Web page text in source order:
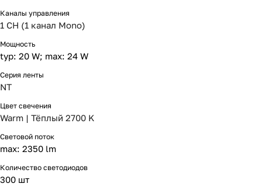
Каналы управления
1 CH (1 канал Mono)
Мощность
typ: 20 W; max: 24 W
Серия ленты
NT
Цвет свечения
Warm | Тёплый 2700 K
Световой поток
max: 2350 lm
Количество светодиодов
300 шт